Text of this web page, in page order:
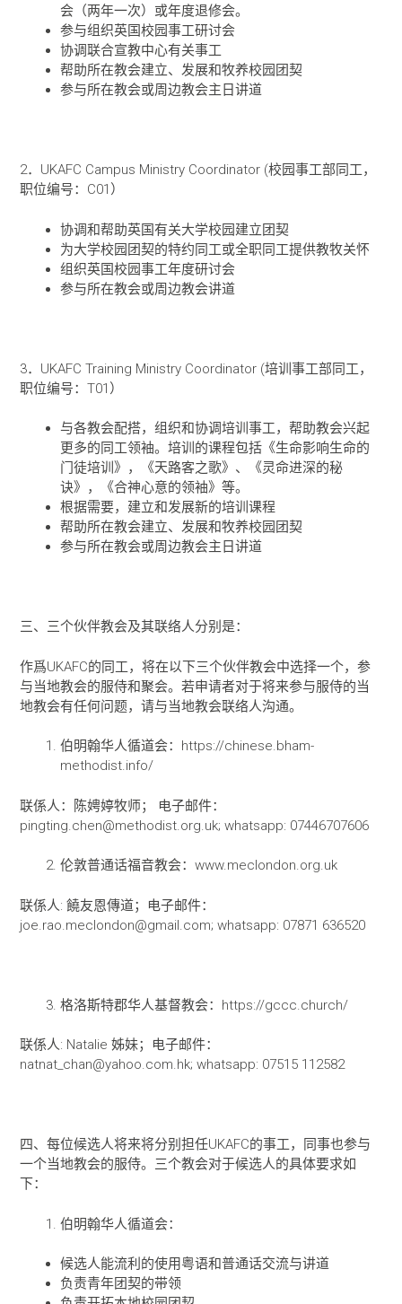
会（两年一次）或年度退修会。
参与组织英国校园事工研讨会
协调联合宣教中心有关事工
帮助所在教会建立、发展和牧养校园团契
参与所在教会或周边教会主日讲道
2．UKAFC Campus Ministry Coordinator (校园事工部同工，
职位编号：C01）
协调和帮助英国有关大学校园建立团契
为大学校园团契的特约同工或全职同工提供教牧关怀
组织英国校园事工年度研讨会
参与所在教会或周边教会讲道
3．UKAFC Training Ministry Coordinator (培训事工部同工，
职位编号：T01）
与各教会配搭，组织和协调培训事工，帮助教会兴起
更多的同工领袖。培训的课程包括《生命影响生命的
门徒培训》，《天路客之歌》、《灵命进深的秘
诀》，《合神心意的领袖》等。
根据需要，建立和发展新的培训课程
帮助所在教会建立、发展和牧养校园团契
参与所在教会或周边教会主日讲道
三、三个伙伴教会及其联络人分别是：
作爲UKAFC的同工，将在以下三个伙伴教会中选择一个，参
与当地教会的服侍和聚会。若申请者对于将来参与服侍的当
地教会有任何问题，请与当地教会联络人沟通。
伯明翰华人循道会：https://chinese.bham-
methodist.info/
联係人：陈娉婷牧师； 电子邮件：
pingting.chen@methodist.org.uk; whatsapp: 07446707606
伦敦普通话福音教会：www.meclondon.org.uk
联係人: 饒友恩傳道；电子邮件：
joe.rao.meclondon@gmail.com; whatsapp: 07871 636520
格洛斯特郡华人基督教会：https://gccc.church/
联係人: Natalie 姊妹；电子邮件：
natnat_chan@yahoo.com.hk; whatsapp: 07515 112582
四、每位候选人将来将分别担任UKAFC的事工，同事也参与
一个当地教会的服侍。三个教会对于候选人的具体要求如
下：
伯明翰华人循道会：
候选人能流利的使用粤语和普通话交流与讲道
负责青年团契的带领